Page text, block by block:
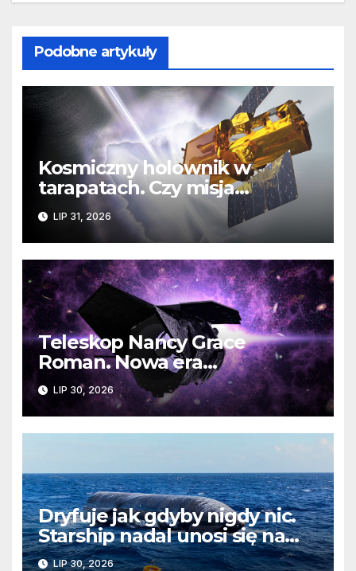
Podobne artykuły
Kosmiczny holownik w
tarapatach. Czy misja
ratowania Teleskopu Swift
jest zagrożona?
LIP 31, 2026
Teleskop Nancy Grace
Roman. Nowa era
kosmicznych odkryć już
wkrótce
LIP 30, 2026
Dryfuje jak gdyby nigdy nic.
Starship nadal unosi się na
wodach Oceanu Indyjskiego
LIP 30, 2026